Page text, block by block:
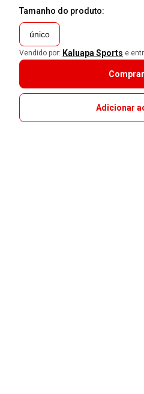
Tamanho do produto:
único
Vendido por: Kaluapa Sports e
Adicionar